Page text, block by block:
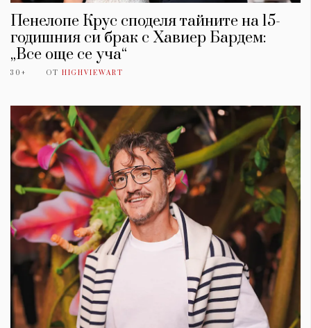
Пенелопе Крус споделя тайните на 15-
годишния си брак с Хавиер Бардем:
„Все още се уча“
30+ ОТ HIGHVIEWART